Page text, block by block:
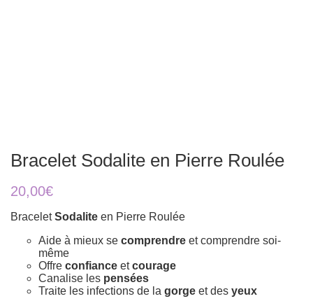
Bracelet Sodalite en Pierre Roulée
20,00€
BraceletSodalite en Pierre Roulée
Aide à mieux se comprendre et comprendre soi-
même
Offre confiance etcourage
Canalise les pensées
Traite les infections de la gorge et des yeux